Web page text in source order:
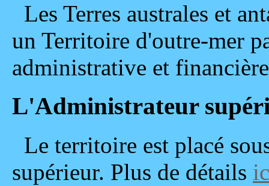
Les Terres australes et
un Territoire d'outre-mer
administrative et
L'Administrateur
Le territoire est placé
supérieur. Plus de détails